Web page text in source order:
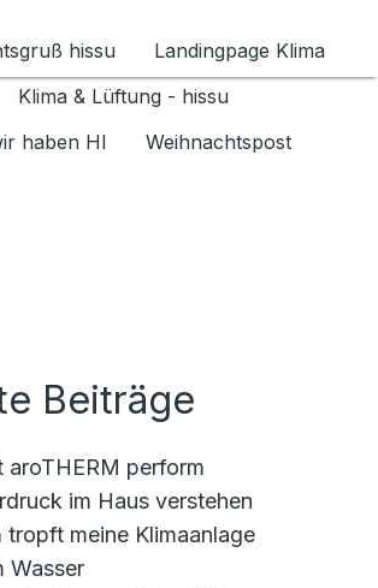
umschalten
hissu
Landingpage Klima
Klima & Lüftung - hissu
haben HI
Weihnachtspost
Beiträge
aroTHERM perform
im Haus verstehen
tropft meine Klimaanlage
Wasser